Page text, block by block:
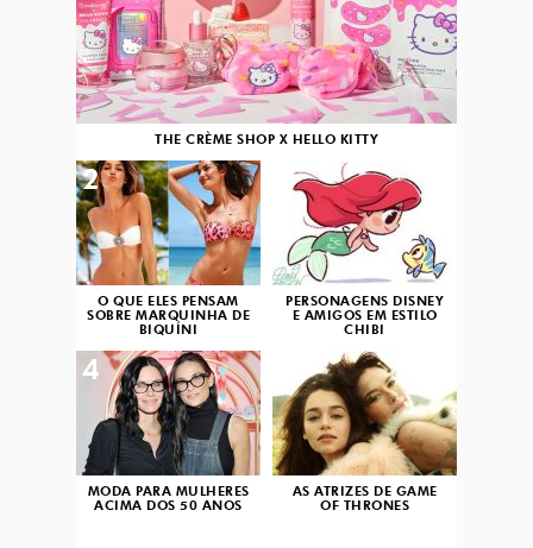
THE CRÈME SHOP X HELLO KITTY
O QUE ELES PENSAM
SOBRE MARQUINHA DE
BIQUÍNI
2
PERSONAGENS DISNEY
E AMIGOS EM ESTILO
CHIBI
3
MODA PARA MULHERES
ACIMA DOS 50 ANOS
4
AS ATRIZES DE GAME
OF THRONES